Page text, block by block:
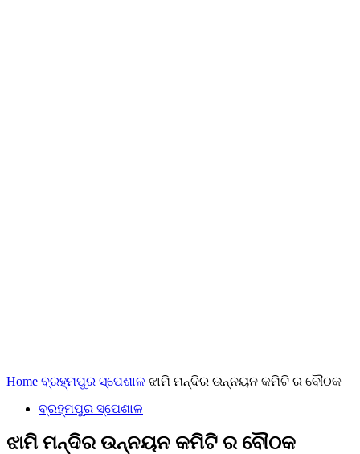
Home ବ୍ରହ୍ମପୁର ସ୍ପେଶାଳ ଝାମି ମନ୍ଦିର ଉନ୍ନୟନ କମିଟି ର ବୌଠକ
ବ୍ରହ୍ମପୁର ସ୍ପେଶାଳ
ଝାମି ମନ୍ଦିର ଉନ୍ନୟନ କମିଟି ର ବୌଠକ